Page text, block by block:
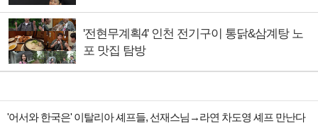
'전현무계획4' 인천 전기구이 통닭&삼계탕 노
포 맛집 탐방
'어서와 한국은' 이탈리아 셰프들, 선재스님→라연 차도영 셰프 만난다